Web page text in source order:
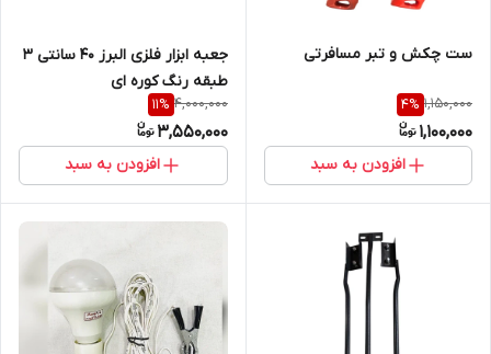
ست چکش و تبر مسافرتی
1,150,000
4%
1,100,000
افزودن به سبد
جعبه ابزار فلزی البرز 40 سانتی 3
طبقه رنگ کوره ای
4,000,000
11%
3,550,000
افزودن به سبد